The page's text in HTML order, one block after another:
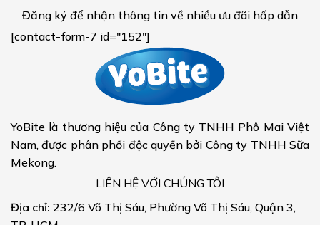
Đăng ký để nhận thông tin về nhiều ưu đãi hấp dẫn
[contact-form-7 id="152"]
YoBite là thương hiệu của Công ty TNHH Phô Mai Việt
Nam, được phân phối độc quyền bởi Công ty TNHH Sữa
Mekong.
LIÊN HỆ VỚI CHÚNG TÔI
Địa chỉ: 232/6 Võ Thị Sáu, Phường Võ Thị Sáu, Quận 3,